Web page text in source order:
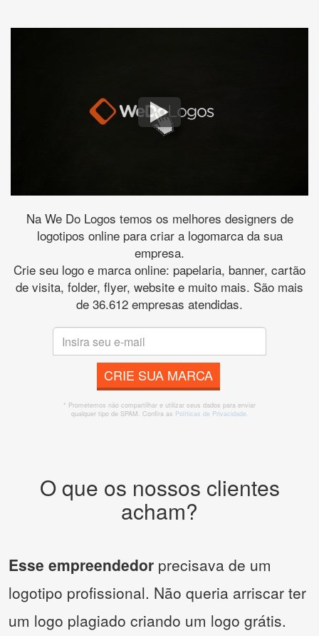
Na We Do Logos temos os melhores designers de
logotipos online para criar a logomarca da sua
empresa.
Crie seu logo e marca online: papelaria, banner, cartão
de visita, folder, flyer, website e muito mais. São mais
de 36.612 empresas atendidas.
CRIE SUA MARCA
* Prometemos não compartilhar e utilizar seus dados para enviar
qualquer tipo de SPAM. Confira as Políticas de Privacidade.
O que os nossos clientes
acham?
Esse empreendedor precisava de um
logotipo profissional. Não queria arriscar ter
um logo plagiado criando um logo grátis.